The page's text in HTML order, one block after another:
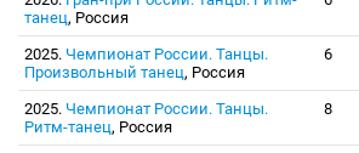
танец, Россия
2025. Чемпионат России. Танцы.
Произвольный танец, Россия
6
2025. Чемпионат России. Танцы.
Ритм-танец, Россия
8